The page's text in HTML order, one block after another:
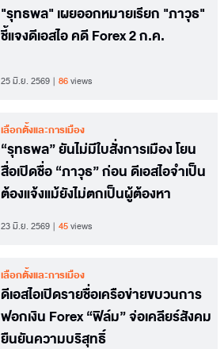
"รุทธพล" เผยออกหมายเรียก "ภาวุธ"
ชี้แจงดีเอสไอ คดี Forex 2 ก.ค.
25 มิ.ย. 2569 86views
เลือกตั้งและการเมือง
“รุทธพล” ยันไม่มีใบสั่งการเมือง โยน
สื่อเปิดชื่อ “ภาวุธ” ก่อน ดีเอสไอจำเป็น
ต้องแจ้งแม้ยังไม่ตกเป็นผู้ต้องหา
23 มิ.ย. 2569 45views
เลือกตั้งและการเมือง
ดีเอสไอเปิดรายชื่อเครือข่ายขบวนการ
ฟอกเงิน Forex “ฟิล์ม” จ่อเคลียร์สังคม
ยืนยันความบริสุทธิ์